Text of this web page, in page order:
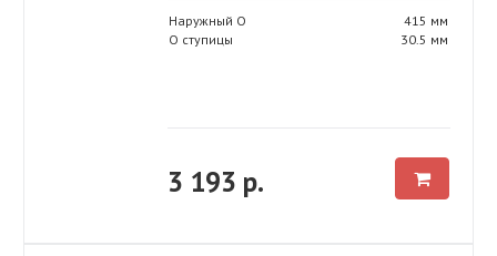
Наружный O
415 мм
O ступицы
30.5 мм
3 193 р.